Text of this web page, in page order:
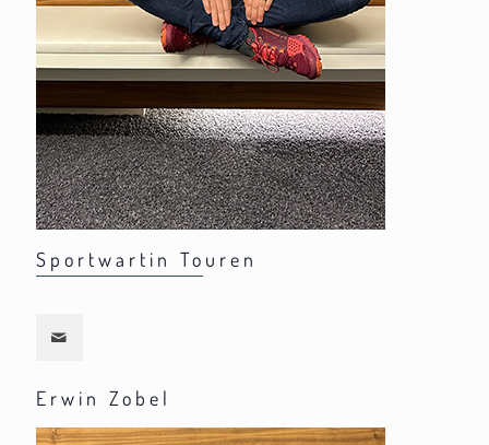
Sportwartin Touren
Erwin Zobel